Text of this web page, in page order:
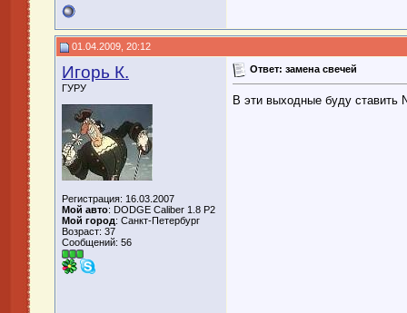
01.04.2009, 20:12
Игорь К.
ГУРУ
Регистрация: 16.03.2007
Мой авто: DODGE Caliber 1.8 P2
Мой город: Санкт-Петербург
Возраст: 37
Сообщений: 56
Ответ: замена свечей
В эти выходные буду ставить